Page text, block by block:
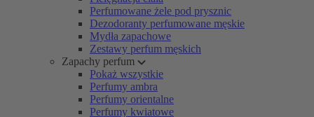
Perfumowane żele pod prysznic
Dezodoranty perfumowane męskie
Mydła zapachowe
Zestawy perfum męskich
Zapachy perfum
Pokaż wszystkie
Perfumy ambra
Perfumy orientalne
Perfumy kwiatowe